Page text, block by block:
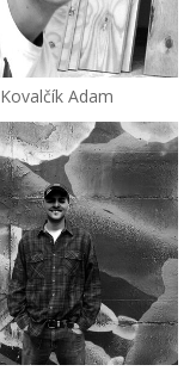
Kovalčík Adam